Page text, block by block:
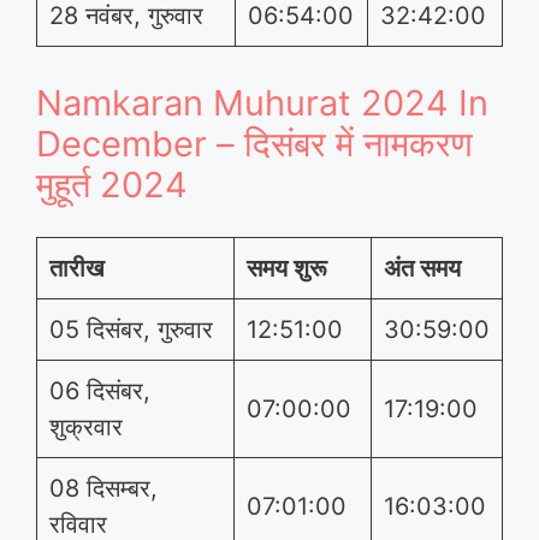
28 नवंबर, गुरुवार 06:54:00 32:42:00
Namkaran Muhurat 2024 In
December – दिसंबर में नामकरण
मुहूर्त 2024
तारीख समय शुरू अंत समय
05 दिसंबर, गुरुवार 12:51:00 30:59:00
06 दिसंबर,
शुक्रवार
07:00:00 17:19:00
08 दिसम्बर,
रविवार
07:01:00 16:03:00